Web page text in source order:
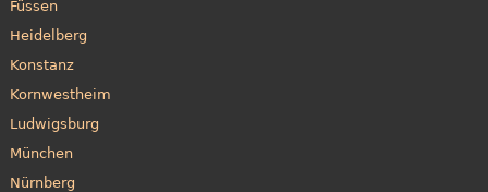
Füssen
Heidelberg
Konstanz
Kornwestheim
Ludwigsburg
München
Nürnberg